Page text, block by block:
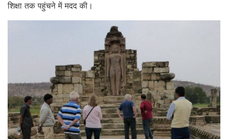
शिक्षा तक पहुंचने में मदद की।